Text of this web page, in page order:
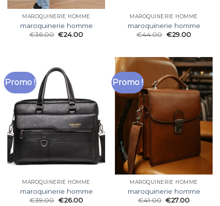
MAROQUINERIE HOMME
maroquinerie homme
€36.00 €24.00
MAROQUINERIE HOMME
maroquinerie homme
€44.00 €29.00
Promo !
MAROQUINERIE HOMME
maroquinerie homme
€39.00 €26.00
Promo !
MAROQUINERIE HOMME
maroquinerie homme
€41.00 €27.00